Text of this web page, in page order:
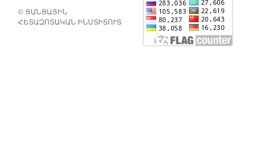
© ՑԱՆՑԱՅԻՆ
ՀԵՏԱԶՈՏԱԿԱՆ ԻՆՍՏԻՏՈՒՏ